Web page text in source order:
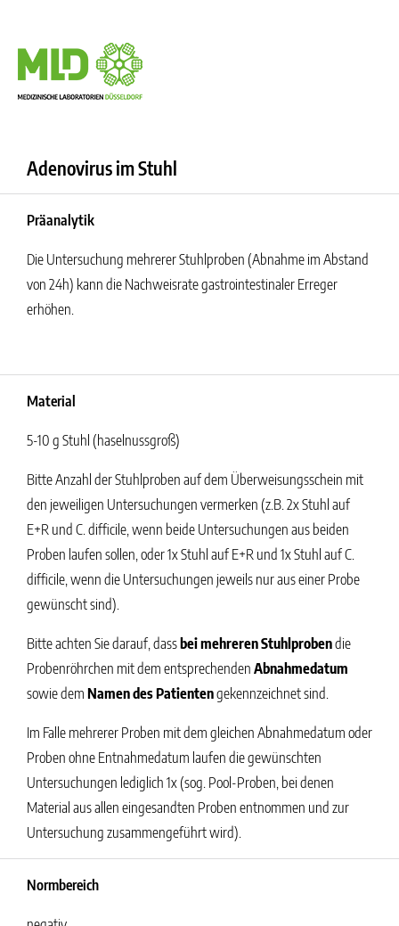
Adenovirus im Stuhl
Präanalytik
Die Untersuchung mehrerer Stuhlproben (Abnahme im Abstand
von 24h) kann die Nachweisrate gastrointestinaler Erreger
erhöhen.
Material
5-10 g Stuhl (haselnussgroß)
Bitte Anzahl der Stuhlproben auf dem Überweisungsschein mit
den jeweiligen Untersuchungen vermerken (z.B. 2x Stuhl auf
E+R und C. difficile, wenn beide Untersuchungen aus beiden
Proben laufen sollen, oder 1x Stuhl auf E+R und 1x Stuhl auf C.
difficile, wenn die Untersuchungen jeweils nur aus einer Probe
gewünscht sind).
Bitte achten Sie darauf, dass bei mehreren Stuhlprobendie
Probenröhrchen mit dem entsprechenden Abnahmedatum
sowie dem Namen des Patientengekennzeichnet sind.
Im Falle mehrerer Proben mit dem gleichen Abnahmedatum oder
Proben ohne Entnahmedatum laufen die gewünschten
Untersuchungen lediglich 1x (sog. Pool-Proben, bei denen
Material aus allen eingesandten Proben entnommen und zur
Untersuchung zusammengeführt wird).
Normbereich